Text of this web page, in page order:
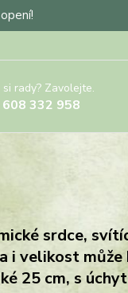
rady? Zavolejte.
332 958
srdce,
i velikost
25 cm, s